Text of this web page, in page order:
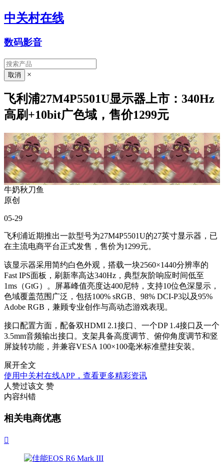
中关村在线
数码影音
×
飞利浦27M4P5501U显示器上市：340Hz
高刷+10bit广色域，售价1299元
牛奶秋刀鱼
原创
05-29
飞利浦近期推出一款型号为27M4P5501U的27英寸显示器，已
在主流电商平台正式发售，售价为1299元。
该显示器采用简约白色外观，搭载一块2560×1440分辨率的
Fast IPS面板，刷新率高达340Hz，典型灰阶响应时间低至
1ms（GtG）。屏幕峰值亮度达400尼特，支持10位色深显示，
色域覆盖范围广泛，包括100% sRGB、98% DCI-P3以及95%
Adobe RGB，兼顾专业创作与高动态游戏表现。
接口配置方面，配备双HDMI 2.1接口、一个DP 1.4接口及一个
3.5mm音频输出接口。支架具备高度调节、俯仰角度调节和竖
屏旋转功能，并兼容VESA 100×100毫米标准壁挂安装。
展开全文
使用中关村在线APP，查看更多精彩资讯
人赞过该文 赞
内容纠错
相关电商优惠
